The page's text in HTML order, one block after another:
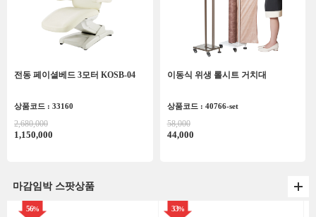
전동 페이셜베드 3모터 KOSB-04
상품코드 : 33160
2,680,000
1,150,000
이동식 위생 롤시트 거치대
상품코드 : 40766-set
58,000
44,000
마감임박 스팟상품
56% 33%